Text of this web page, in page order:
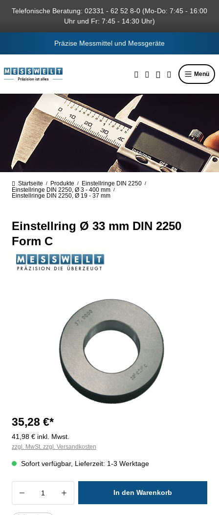
springen
Telefonische Beratung: 02331 - 62 52 8-0 (Mo-Do: 7:45 - 16:00
Uhr und Fr: 7:45 - 14:30 Uhr)
Präzise Messmittel und Messgeräte
Menü
Startseite / Produkte / Einstellringe DIN 2250 /
Einstellringe DIN 2250, Ø 3 - 400 mm /
Einstellringe DIN 2250, Ø 19 - 37 mm
Einstellring Ø 33 mm DIN 2250
Form C
35,28 €*
41,98 € inkl. Mwst.
zzgl. MwSt. zzgl. Versandkosten
Sofort verfügbar, Lieferzeit: 1-3 Werktage
Produkt Anzahl: Gib den gewünschten
In den Warenkorb